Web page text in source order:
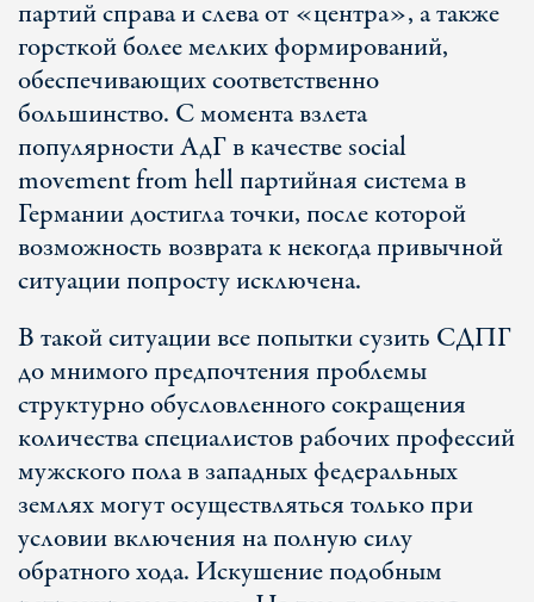
партий справа и слева от «центра», а также
горсткой более мелких формирований,
обеспечивающих соответственно
большинство. С момента взлета
популярности АдГ в качестве social
movement from hell партийная система в
Германии достигла точки, после которой
возможность возврата к некогда привычной
ситуации попросту исключена.
В такой ситуации все попытки сузить СДПГ
до мнимого предпочтения проблемы
структурно обусловленного сокращения
количества специалистов рабочих профессий
мужского пола в западных федеральных
землях могут осуществляться только при
условии включения на полную силу
обратного хода. Искушение подобным